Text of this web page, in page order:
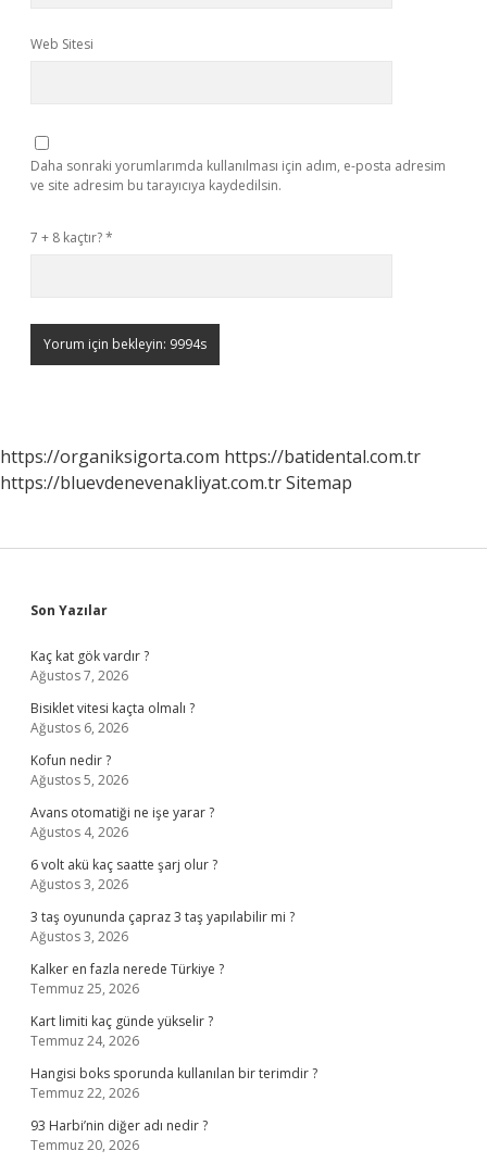
Web Sitesi
Daha sonraki yorumlarımda kullanılması için adım, e-posta adresim
ve site adresim bu tarayıcıya kaydedilsin.
7 + 8 kaçtır?*
https://organiksigorta.com https://batidental.com.tr
https://bluevdenevenakliyat.com.trSitemap
Sidebar
Son Yazılar
Kaç kat gök vardır ?
Ağustos 7, 2026
Bisiklet vitesi kaçta olmalı ?
Ağustos 6, 2026
Kofun nedir ?
Ağustos 5, 2026
Avans otomatiği ne işe yarar ?
Ağustos 4, 2026
6 volt akü kaç saatte şarj olur ?
Ağustos 3, 2026
3 taş oyununda çapraz 3 taş yapılabilir mi ?
Ağustos 3, 2026
Kalker en fazla nerede Türkiye ?
Temmuz 25, 2026
Kart limiti kaç günde yükselir ?
Temmuz 24, 2026
Hangisi boks sporunda kullanılan bir terimdir ?
Temmuz 22, 2026
93 Harbi’nin diğer adı nedir ?
Temmuz 20, 2026